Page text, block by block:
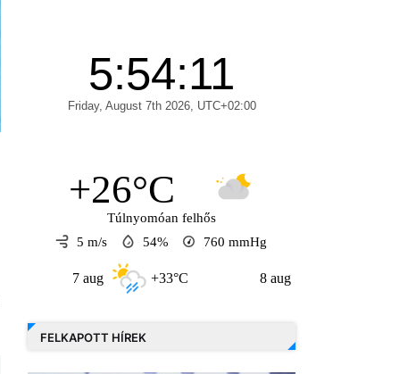
+26°C
Túlnyomóan felhős
5 m/s
54% 760 mmHg
+33°C +31°C
FELKAPOTT HÍREK